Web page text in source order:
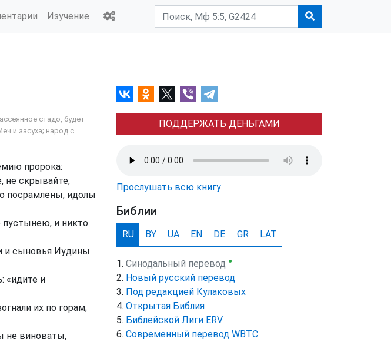
Изучение
стадо, будет
и засуха; народ с
пророка:
не скрывайте,
посрамлены, идолы
пустынею, и никто
и сыновья Иудины
: «идите и
их по горам;
не виноваты,
ПОДДЕРЖАТЬ ДЕНЬГАМИ
Прослушать всю книгу
Библии
RU BY UA EN DE GR LAT
Синодальный перевод ●
Новый русский перевод
Под редакцией Кулаковых
Открытая Библия
Библейской Лиги ERV
Cовременный перевод WBTC